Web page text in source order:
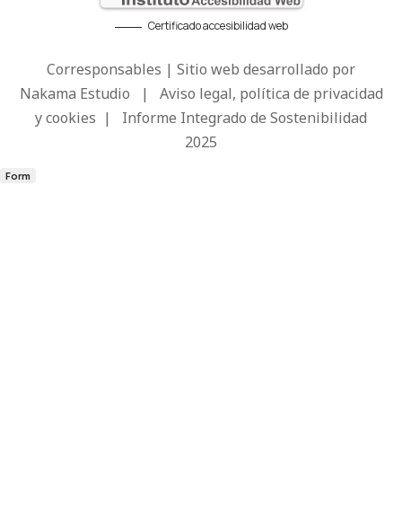
Certificado accesibilidad web
Corresponsables | Sitio web desarrollado por
Nakama Estudio | Aviso legal, política de privacidad
y cookies | Informe Integrado de Sostenibilidad
2025
Form